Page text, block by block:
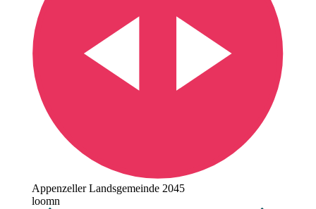
Appenzeller Landsgemeinde 2045
loomn